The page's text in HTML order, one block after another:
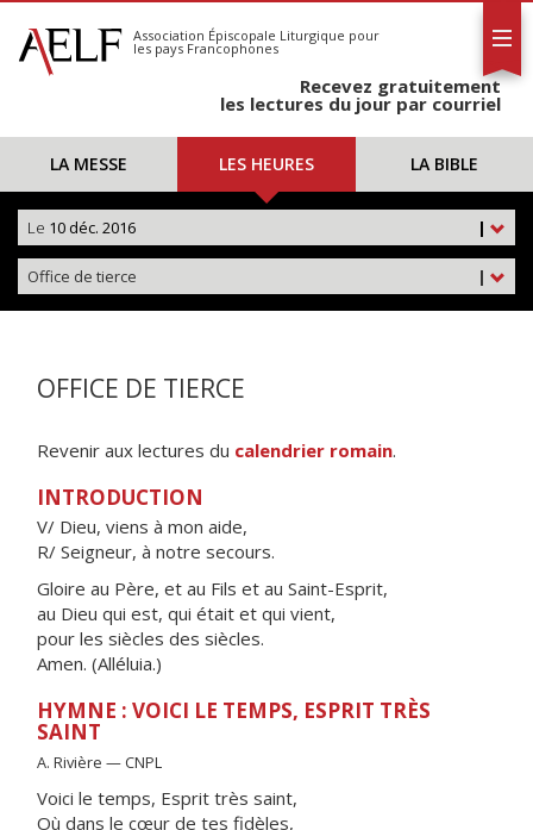
S'abonner
Calendrier
Association Épiscopale Liturgique pour
les pays Francophones
Recevez gratuitement
les lectures du jour par courriel
LA MESSE LES HEURES LA BIBLE
|
Le 10 déc. 2016
|
Office de tierce
OFFICE DE TIERCE
Revenir aux lectures du calendrier romain.
INTRODUCTION
V/ Dieu, viens à mon aide,
R/ Seigneur, à notre secours.
Gloire au Père, et au Fils et au Saint-Esprit,
au Dieu qui est, qui était et qui vient,
pour les siècles des siècles.
Amen. (Alléluia.)
HYMNE : VOICI LE TEMPS, ESPRIT TRÈS
SAINT
A. Rivière — CNPL
Voici le temps, Esprit très saint,
Où dans le cœur de tes fidèles,